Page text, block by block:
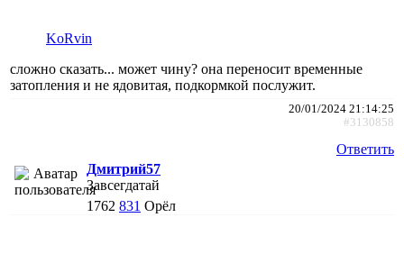
KoRvin
сложно сказать... может чину? она переносит временные
затопления и не ядовитая, подкормкой послужит.
20/01/2024 21:14:25
#3130858
Ответить
Дмитрий57
Завсегдатай
1762 831 Орёл